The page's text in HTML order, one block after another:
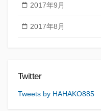
2017年9月
2017年8月
Twitter
Tweets by HAHAKO885